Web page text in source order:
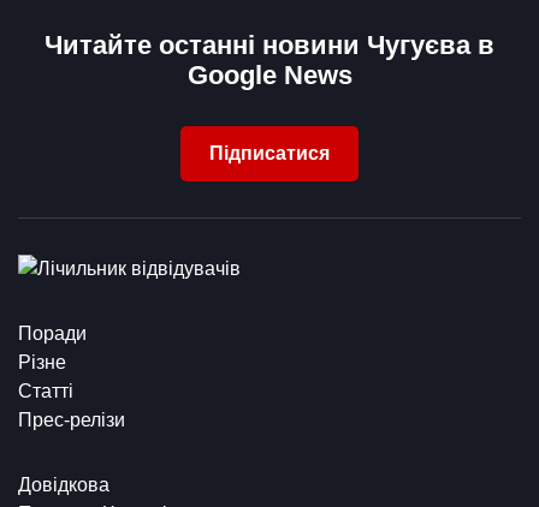
Читайте останні новини Чугуєва в
Google News
Підписатися
Поради
Різне
Статті
Прес-релізи
Довідкова